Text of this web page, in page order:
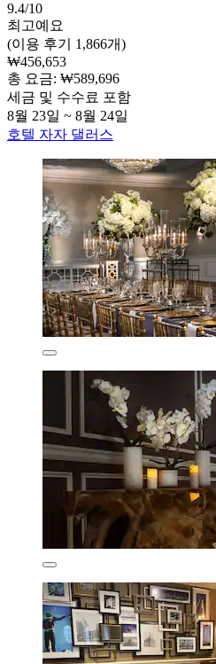
9.4/10
최고예요
(이용 후기 1,866개)
₩456,653
총 요금: ₩589,696
세금 및 수수료 포함
8월 23일 ~ 8월 24일
호텔 자자 댈러스